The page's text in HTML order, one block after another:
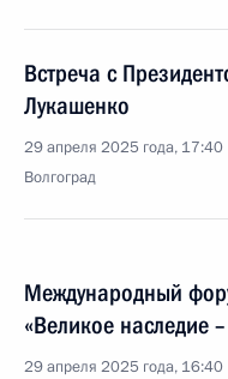
Встреча с
Лукашенко
29 апреля 2025 года, 17:40
Волгоград
Международный
«Великое наследие
29 апреля 2025 года, 16:40